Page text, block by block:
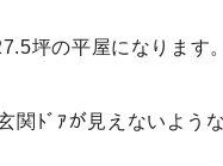
坪の平屋になります。
関ﾄﾞｱが見えないよう